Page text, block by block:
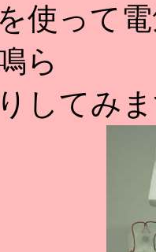
て電気
ら
てみま